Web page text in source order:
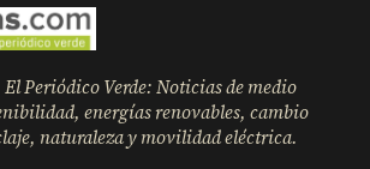
Periódico Verde: Noticias de medio
energías renovables, cambio
naturaleza y movilidad eléctrica.